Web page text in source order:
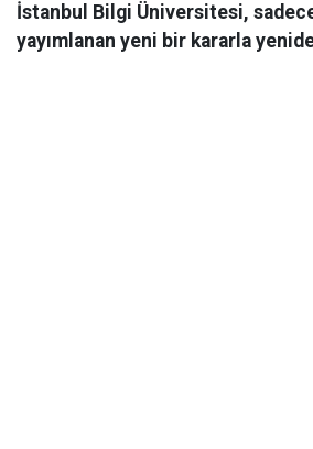
İstanbul Bilgi Üniversitesi,
yayımlanan yeni bir kararla